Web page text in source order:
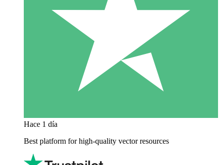
Hace 1 día
Best platform for high-quality vector resources